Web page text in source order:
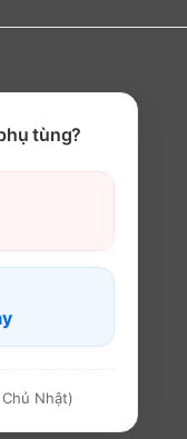
tùng?
Nhật)